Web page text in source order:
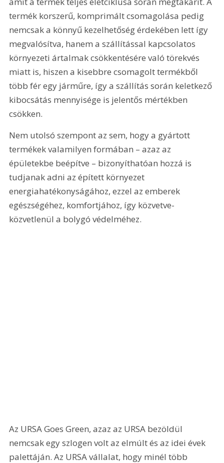
termék korszerű, komprimált csomagolása pedig
nemcsak a könnyű kezelhetőség érdekében lett így
megvalósítva, hanem a szállítással kapcsolatos
környezeti ártalmak csökkentésére való törekvés
miatt is, hiszen a kisebbre csomagolt termékből
több fér egy járműre, így a szállítás során keletkező
kibocsátás mennyisége is jelentős mértékben
csökken.
Nem utolsó szempont az sem, hogy a gyártott
termékek valamilyen formában – azaz az
épületekbe beépítve – bizonyíthatóan hozzá is
tudjanak adni az épített környezet
energiahatékonyságához, ezzel az emberek
egészségéhez, komfortjához, így közvetve-
közvetlenül a bolygó védelméhez.
Az URSA Goes Green, azaz az URSA bezöldül
nemcsak egy szlogen volt az elmúlt és az idei évek
palettáján. Az URSA vállalat, hogy minél több